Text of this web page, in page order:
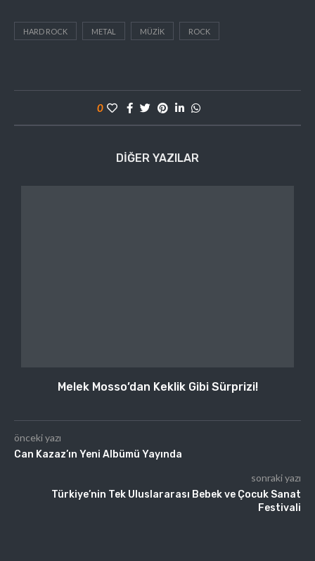
HARD ROCK METAL MÜZIK ROCK
0
DIĞER YAZILAR
Melek Mosso’dan Keklik Gibi Sürprizi!
önceki yazı
Can Kazaz’ın Yeni Albümü Yayında
sonraki yazı
Türkiye’nin Tek Uluslararası Bebek ve Çocuk Sanat
Festivali